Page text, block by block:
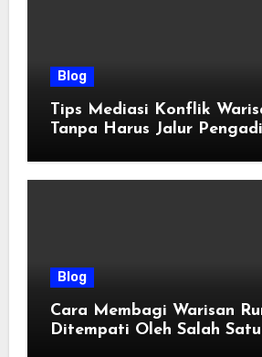
Blog
Tips Mediasi Konflik
Tanpa Harus Jalur
Blog
Cara Membagi Warisan
Ditempati Oleh Salah